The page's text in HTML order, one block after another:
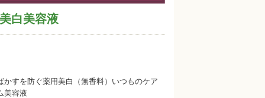
白美容液
すを防ぐ薬用美白（無香料）いつものケア
美容液